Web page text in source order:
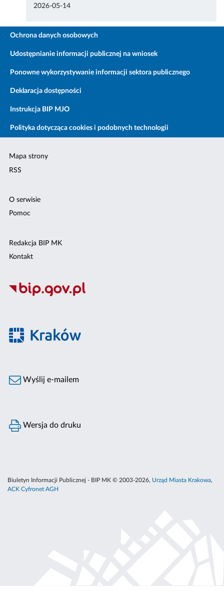
2026-05-14
Ochrona danych osobowych
Udostępnianie informacji publicznej na wniosek
Ponowne wykorzystywanie informacji sektora publicznego
Deklaracja dostępności
Instrukcja BIP MJO
Polityka dotycząca cookies i podobnych technologii
Mapa strony
RSS
O serwisie
Pomoc
Redakcja BIP MK
Kontakt
Wyślij e-mailem
Wersja do druku
Biuletyn Informacji Publicznej - BIP MK © 2003-2026, Urząd Miasta Krakowa,
ACK Cyfronet AGH